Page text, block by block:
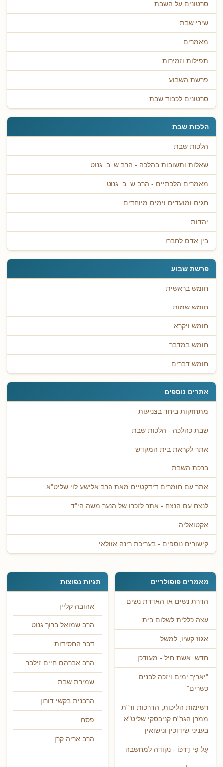
סרטונים על השבת
שירי שבת
מאמרים
תפילות וזמירות
פרשת השבוע
סרטונים לכבוד שבת
הלכות שבת
הלכות שבת
שאלות ותשובות בהלכה - הרב ש. ב. גנוט
מאמרים הלכתיים - הרב ש. ב. גנוט
חגים ומועדים וימים מיוחדים
יהדות
בין אדם לחברו
פרשת שבוע
חומש בראשית
חומש שמות
חומש ויקרא
חומש במדבר
חומש דברים
אתרים נוספים
מתחזקות ביחד בצניעות
שבת כהלכה - הלכות שבת
אתר לקראת בית המקדש
ברכת השבת
אתר עם חומרים דידקטיים מאת הרב אלישע לוי שליט"א
לנצח עם הנצח - אתר לזכרו של הנער משה הי"ד
אקטואליה
קישורים נוספים - בעריכת רינה אזולאי
מאמרים פופולריים
הדרת נשים או האדרת נשים
עצה כללית לשלום בית
אגוז קשיו, למשל
חדש: אשת חיל - מעודכן
"יאריך ימים ויזכה לבנים
כשרים"
רשימות הליכות, הדרכות וד"ת
ממרן הגר"ח קניבסקי שליט"א
בעניני שידוכין ונישואין
עַל פִּי דַרְכּוֹ - נקודה למחשבה
תגיות נפוצות
אהובה קליין
הרב שמואל ברוך גנוט
דבר החסידות
הרב אברהם חיים זילבר
שמירת שבת
הרבנית בקשי דורון
פסח
הרב אריה קרן